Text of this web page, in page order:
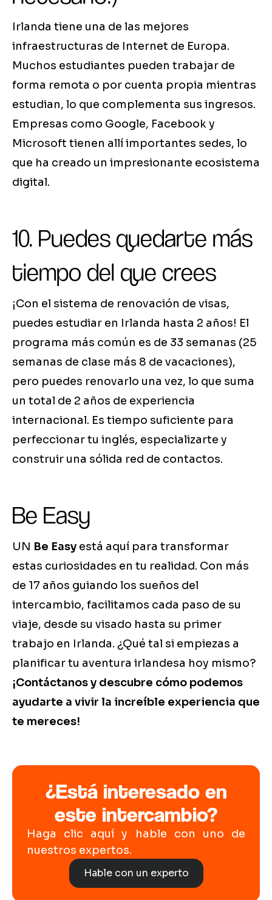
Irlanda tiene una de las mejores
infraestructuras de Internet de Europa.
Muchos estudiantes pueden trabajar de
forma remota o por cuenta propia mientras
estudian, lo que complementa sus ingresos.
Empresas como Google, Facebook y
Microsoft tienen allí importantes sedes, lo
que ha creado un impresionante ecosistema
digital.
10. Puedes quedarte más
tiempo del que crees
¡Con el sistema de renovación de visas,
puedes estudiar en Irlanda hasta 2 años! El
programa más común es de 33 semanas (25
semanas de clase más 8 de vacaciones),
pero puedes renovarlo una vez, lo que suma
un total de 2 años de experiencia
internacional. Es tiempo suficiente para
perfeccionar tu inglés, especializarte y
construir una sólida red de contactos.
Be Easy
UN Be Easy está aquí para transformar
estas curiosidades en tu realidad. Con más
de 17 años guiando los sueños del
intercambio, facilitamos cada paso de su
viaje, desde su visado hasta su primer
trabajo en Irlanda. ¿Qué tal si empiezas a
planificar tu aventura irlandesa hoy mismo?
¡Contáctanos y descubre cómo podemos
ayudarte a vivir la increíble experiencia que
te mereces!
¿Está interesado en
este intercambio?
Haga clic aquí y hable con uno de
nuestros expertos.
Hable con un experto